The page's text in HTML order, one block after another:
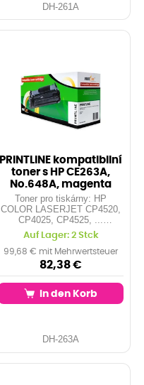
DH-261A
PRINTLINE kompatibilní
toner s HP CE263A,
No.648A, magenta
Toner pro tiskárny: HP
COLOR LASERJET CP4520,
CP4025, CP4525, ...
Orientační kapacita: 11.000
stran při 5% pokrytí Barva:
magenta
Auf Lager: 2 Stck
99,68 € mit Mehrwertsteuer
82,38 €
In den Korb
DH-263A